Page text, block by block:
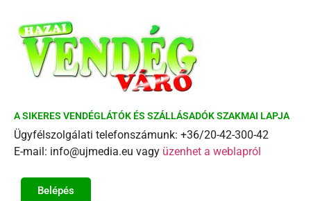
A SIKERES VENDÉGLÁTÓK ÉS SZÁLLÁSADÓK SZAKMAI LAPJA
Ügyfélszolgálati telefonszámunk: +36/20-42-300-42
E-mail: info@ujmedia.eu vagy üzenhet a weblapról
Belépés